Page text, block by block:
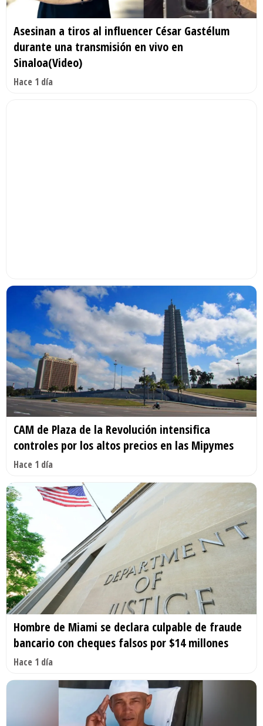
Asesinan a tiros al influencer César Gastélum
durante una transmisión en vivo en
Sinaloa(Video)
Hace 1 día
CAM de Plaza de la Revolución intensifica
controles por los altos precios en las Mipymes
Hace 1 día
Hombre de Miami se declara culpable de fraude
bancario con cheques falsos por $14 millones
Hace 1 día